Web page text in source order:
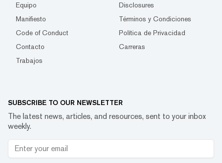
Equipo
Disclosures
Manifiesto
Términos y Condiciones
Code of Conduct
Política de Privacidad
Contacto
Carreras
Trabajos
SUBSCRIBE TO OUR NEWSLETTER
The latest news, articles, and resources, sent to your inbox
weekly.